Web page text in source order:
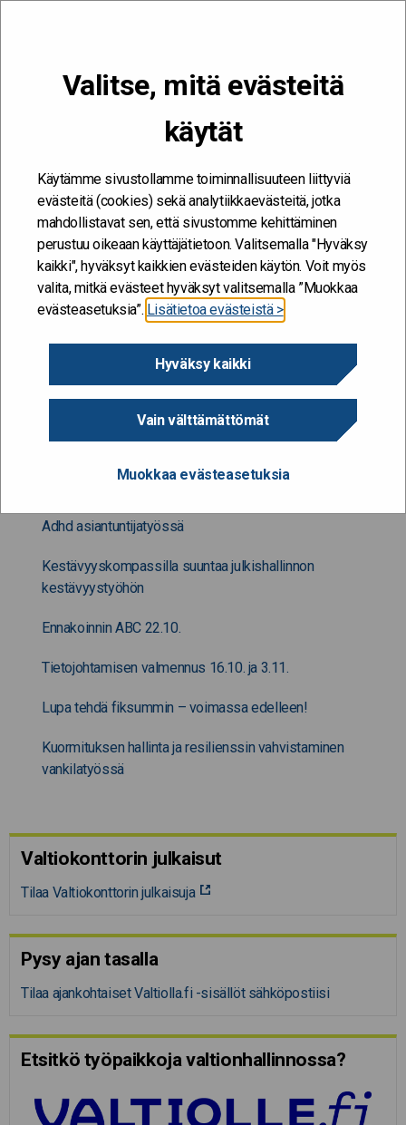
Valitse, mitä evästeitä
käytät
Käytämme sivustollamme toiminnallisuuteen liittyviä
evästeitä (cookies) sekä analytiikkaevästeitä, jotka
mahdollistavat sen, että sivustomme kehittäminen
perustuu oikeaan käyttäjätietoon. Valitsemalla "Hyväksy
kaikki", hyväksyt kaikkien evästeiden käytön. Voit myös
valita, mitkä evästeet hyväksyt valitsemalla ”Muokkaa
evästeasetuksia”. Lisätietoa evästeistä >
Hyväksy kaikki
Vain välttämättömät
Muokkaa evästeasetuksia
Kehitän ja kehityn #töissäSuomelle
Toimintakulttuurin kehittäminen THL:n Kuopion
Toimintakulttuurin
kehittäminen THL:n
Kuopion toimipisteessä
6.2.2025
Muuta kiinnostavaa
Adhd asiantuntijatyössä
Kestävyyskompassilla suuntaa julkishallinnon
kestävyystyöhön
Ennakoinnin ABC 22.10.
Tietojohtamisen valmennus 16.10. ja 3.11.
Lupa tehdä fiksummin – voimassa edelleen!
Kuormituksen hallinta ja resilienssin vahvistaminen
vankilatyössä
Valtiokonttorin julkaisut
Tilaa Valtiokonttorin julkaisuja
Pysy ajan tasalla
Tilaa ajankohtaiset Valtiolla.fi -sisällöt sähköpostiisi
Etsitkö työpaikkoja valtion­hal­lin­nossa?